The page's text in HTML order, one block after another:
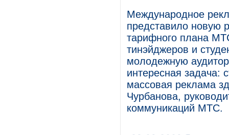
Международное
представило новую
тарифного плана
тинэйджеров и
молодежную
интересная задача:
массовая реклама
Чурбанова,
коммуникаций МТС.